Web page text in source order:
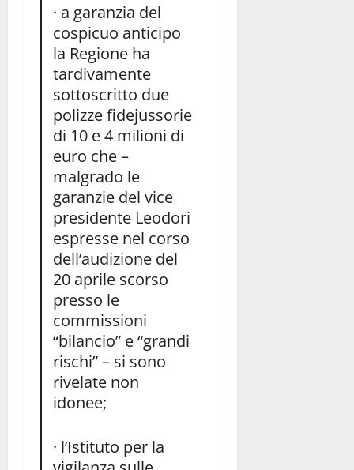
· a garanzia del
cospicuo anticipo
la Regione ha
tardivamente
sottoscritto due
polizze fidejussorie
di 10 e 4 milioni di
euro che –
malgrado le
garanzie del vice
presidente Leodori
espresse nel corso
dell’audizione del
20 aprile scorso
presso le
commissioni
“bilancio” e “grandi
rischi” – si sono
rivelate non
idonee;
· l’Istituto per la